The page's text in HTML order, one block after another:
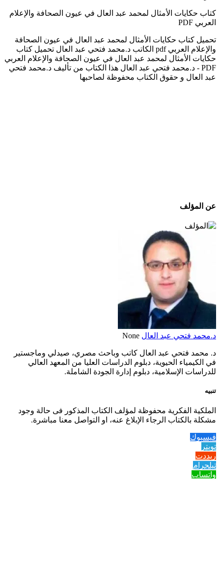
كتاب حكايات الأمثال لمحمد عبد العال في عيون الصحافة والإعلام
العربي PDF
تحميل كتاب حكايات الأمثال لمحمد عبد العال في عيون الصحافة
والإعلام العربي pdf الكاتب د.محمد فتحي عبد العال تحميل كتاب
حكايات الأمثال لمحمد عبد العال في عيون الصحافة والإعلام العربي
PDF - د.محمد فتحي عبد العال هذا الكتاب من تأليف د.محمد فتحي
عبد العال و حقوق الكتاب محفوظة لصاحبها
عن المؤلف
د.محمد فتحي عبد العال None
د. محمد فتحي عبد العال كاتب وباحث مصري، صيدلي وماجستير
في الكيمياء الحيوية، دبلوم الدراسات العليا من المعهد العالي
للدراسات الإسلامية، دبلوم إدارة الجودة الشاملة.
تنبيه
الملكية الفكرية محفوظة لمؤلف الكتاب المذكور فى حالة وجود
مشكلة بالكتاب الرجاء الإبلاغ عنه، او التواصل معنا مباشرة.
فيسبوك
تويتر
ريددت
تيلجرام
واتساب